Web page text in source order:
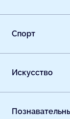
Спорт
Искусство